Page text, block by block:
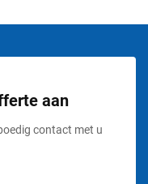
aan
contact met u